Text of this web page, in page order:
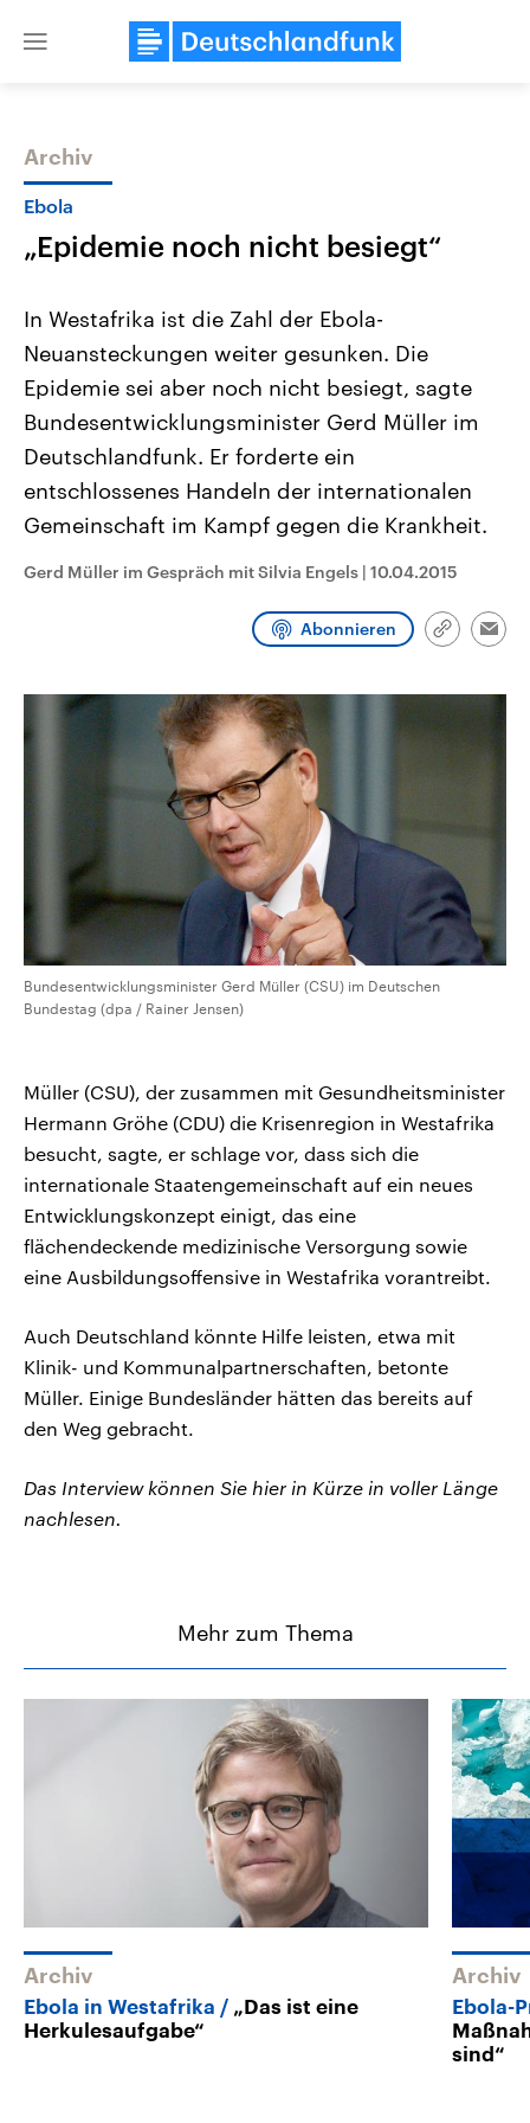
Close
Themen
Landtagswahl Sachsen-Anhalt
2026
Alle Informationen
Sachsen-Anhalt wählt am 6.
September 2026 einen neuen
Bundesland von einer Koalition aus
Umfragen, Prognosen,
Wahlprogramme, aktuelle Berichte
und Kandidaten der anstehenden
USA
Aktuelle Beiträge,
Hintergründe
Wirtschaftlich und
gehören die Vereinigten
mit großem Einfluss auf
Archiv
Ebola
„Epidemie noch nicht besiegt“
In Westafrika ist die Zahl der Ebola-
Neuansteckungen weiter gesunken. Die
Epidemie sei aber noch nicht besiegt, sagte
Bundesentwicklungsminister Gerd Müller im
Deutschlandfunk. Er forderte ein
entschlossenes Handeln der internationalen
Gemeinschaft im Kampf gegen die Krankheit.
Gerd Müller im Gespräch mit Silvia Engels | 10.04.2015
Abonnieren
Link
Bundesentwicklungsminister Gerd Müller (CSU) im Deutschen
Bundestag (dpa / Rainer Jensen)
Müller (CSU), der zusammen mit Gesundheitsminister
Hermann Gröhe (CDU) die Krisenregion in Westafrika
besucht, sagte, er schlage vor, dass sich die
internationale Staatengemeinschaft auf ein neues
Entwicklungskonzept einigt, das eine
flächendeckende medizinische Versorgung sowie
eine Ausbildungsoffensive in Westafrika vorantreibt.
Auch Deutschland könnte Hilfe leisten, etwa mit
Klinik- und Kommunalpartnerschaften, betonte
Müller. Einige Bundesländer hätten das bereits auf
den Weg gebracht.
Das Interview können Sie hier in Kürze in voller Länge
nachlesen.
Mehr zum Thema
Archiv
Ebola in Westafrika
„Das ist eine
Herkulesaufgabe“
Archiv
Ebola-
sind“